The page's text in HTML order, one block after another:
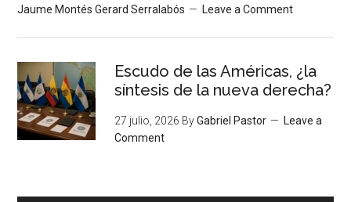
Jaume Montés Gerard Serralabós
Leave a Comment
Escudo de las Américas, ¿la
síntesis de la nueva derecha?
27 julio, 2026 ByGabriel Pastor
Leave a
Comment